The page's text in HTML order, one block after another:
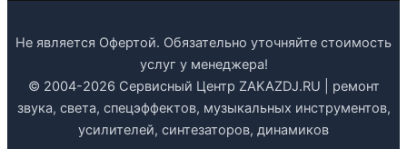
Не является Офертой. Обязательно уточняйте стоимость
услуг у менеджера!
© 2004-2026 Сервисный Центр ZAKAZDJ.RU | ремонт
звука, света, спецэффектов, музыкальных инструментов,
усилителей, синтезаторов, динамиков